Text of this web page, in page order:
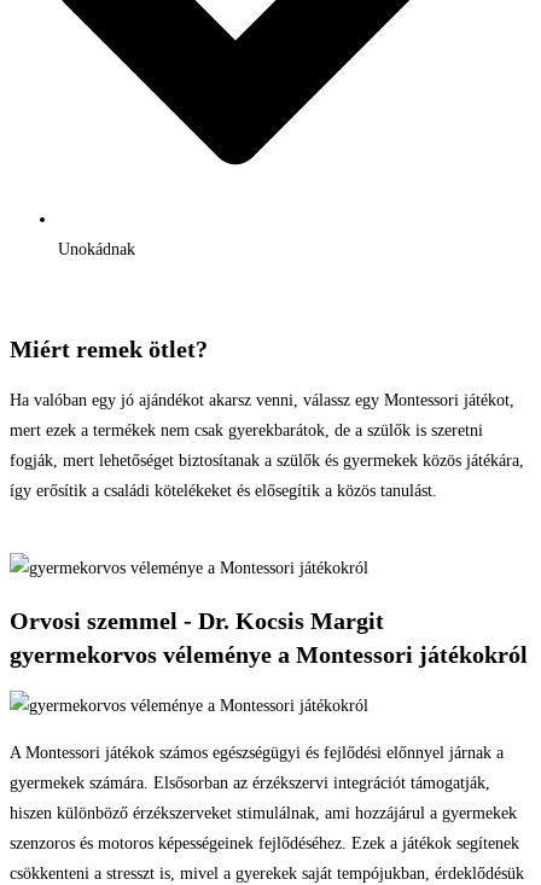
Unokádnak
Miért remek ötlet?
Ha valóban egy jó ajándékot akarsz venni, válassz egy Montessori játékot,
mert ezek a termékek nem csak gyerekbarátok, de a szülők is szeretni
fogják, mert lehetőséget biztosítanak a szülők és gyermekek közös játékára,
így erősítik a családi kötelékeket és elősegítik a közös tanulást.
Orvosi szemmel - Dr. Kocsis Margit
gyermekorvos véleménye a Montessori játékokról
A Montessori játékok számos egészségügyi és fejlődési előnnyel járnak a
gyermekek számára. Elsősorban az érzékszervi integrációt támogatják,
hiszen különböző érzékszerveket stimulálnak, ami hozzájárul a gyermekek
szenzoros és motoros képességeinek fejlődéséhez. Ezek a játékok segítenek
csökkenteni a stresszt is, mivel a gyerekek saját tempójukban, érdeklődésük